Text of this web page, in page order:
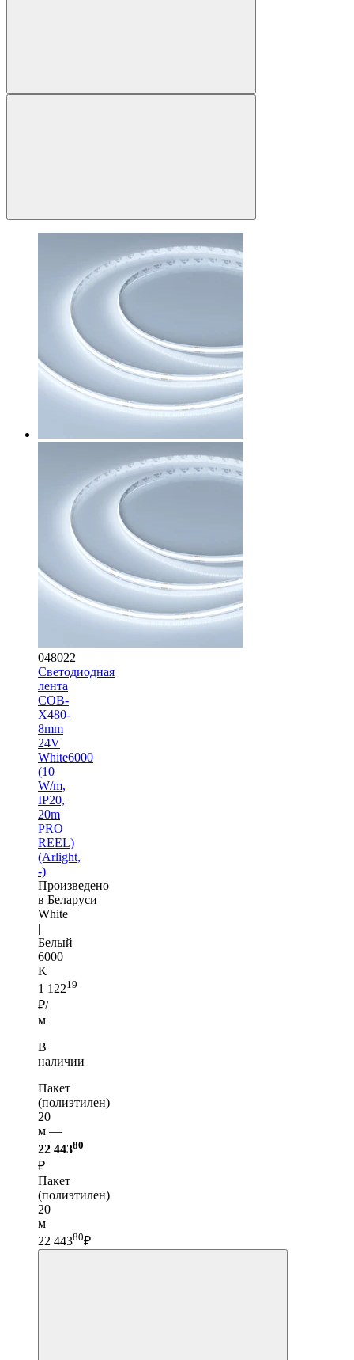
048022
Светодиодная
лента
COB-
X480-
8mm
24V
White6000
(10
W/m,
IP20,
20m
PRO
REEL)
(Arlight,
-)
Произведено
в Беларуси
White
|
Белый
6000
K
1 12219
₽/
м
В
наличии
Пакет
(полиэтилен)
20
м —
22 44380
₽
Пакет
(полиэтилен)
20
м
22 44380₽